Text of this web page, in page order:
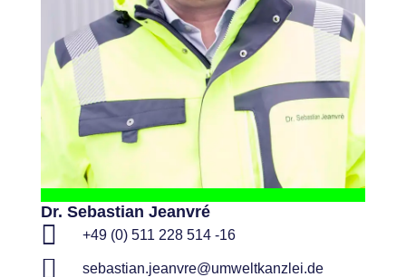
Dr. Sebastian Jeanvré
+49 (0) 511 228 514 -16
sebastian.jeanvre@umweltkanzlei.de